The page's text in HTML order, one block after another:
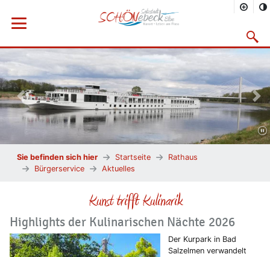
Menü öffnen
Vorheriges Bild
Sie befinden sich hier Startseite
Rathaus
Bürgerservice
Aktuelles
Kunst trifft Kulinarik
Highlights der Kulinarischen Nächte 2026
Der Kurpark in Bad
Salzelmen verwandelt